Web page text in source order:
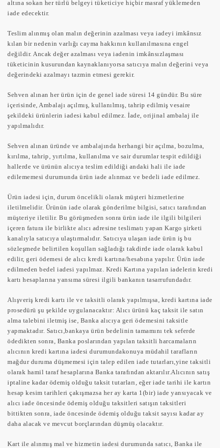
altına sokan her türlü belgeyi tüketiciye hiçbir masraf yüklemeden
iade edecektir.
Teslim alınmış olan malın değerinin azalması veya iadeyi imkânsız
kılan bir nedenin varlığı cayma hakkının kullanılmasına engel
değildir. Ancak değer azalması veya iadenin imkânsızlaşması
tüketicinin kusurundan kaynaklanıyorsa satıcıya malın değerini veya
değerindeki azalmayı tazmin etmesi gerekir.
Sehven alınan her ürün için de genel iade süresi 14 gündür. Bu süre
içerisinde, Ambalajı açılmış, kullanılmış, tahrip edilmiş vesaire
şekildeki ürünlerin iadesi kabul edilmez. İade, orijinal ambalaj ile
yapılmalıdır.
Sehven alınan üründe ve ambalajında herhangi bir açılma, bozulma,
kırılma, tahrip, yırtılma, kullanılma ve sair durumlar tespit edildiği
hallerde ve ürünün alıcıya teslim edildiği andaki hali ile iade
edilememesi durumunda ürün iade alınmaz ve bedeli iade edilmez.
Ürün iadesi için, durum öncelikli olarak müşteri hizmetlerine
iletilmelidir. Ürünün iade olarak gönderilme bilgisi, satıcı tarafından
müşteriye iletilir. Bu görüşmeden sonra ürün iade ile ilgili bilgileri
içeren fatura ile birlikte alıcı adresine teslimatı yapan Kargo şirketi
kanalıyla satıcıya ulaştırmalıdır. Satıcıya ulaşan iade ürün iş bu
sözleşmede belirtilen koşulları sağladığı takdirde iade olarak kabul
edilir, geri ödemesi de alıcı kredi kartına/hesabına yapılır. Ürün iade
edilmeden bedel iadesi yapılmaz. Kredi Kartına yapılan iadelerin kredi
kartı hesaplarına yansıma süresi ilgili bankanın tasarrufundadır.
Alışveriş kredi kartı ile ve taksitli olarak yapılmışsa, kredi kartına iade
prosedürü şu şekilde uygulanacaktır: Alıcı ürünü kaç taksit ile satın
alma talebini iletmiş ise, Banka alıcıya geri ödemesini taksitle
yapmaktadır. Satıcı,bankaya ürün bedelinin tamamını tek seferde
ödedikten sonra, Banka poslarından yapılan taksitli harcamaların
alıcının kredi kartına iadesi durumundakonuya müdahil tarafların
mağdur duruma düşmemesi için talep edilen iade tutarları,yine taksitli
olarak hamil taraf hesaplarına Banka tarafından aktarılır.Alıcının satış
iptaline kadar ödemiş olduğu taksit tutarları, eğer iade tarihi ile kartın
hesap kesim tarihleri çakışmazsa her ay karta 1(bir) iade yansıyacak ve
alıcı iade öncesinde ödemiş olduğu taksitleri satışın taksitleri
bittikten sonra, iade öncesinde ödemiş olduğu taksit sayısı kadar ay
daha alacak ve mevcut borçlarından düşmüş olacaktır.
Kart ile alınmış mal ve hizmetin iadesi durumunda satıcı, Banka ile